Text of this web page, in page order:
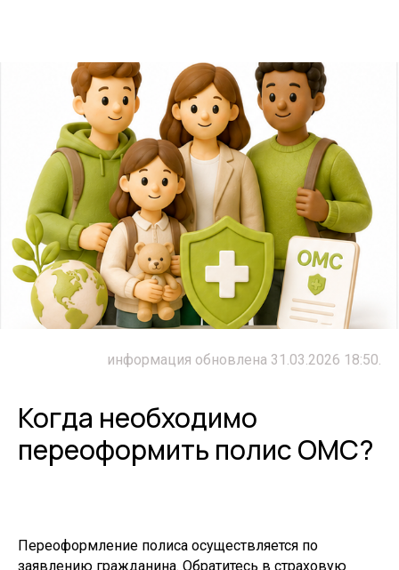
информация обновлена 31.03.2026 18:50.
Когда необходимо
переоформить полис ОМС?
Переоформление полиса осуществляется по
заявлению гражданина. Обратитесь в страховую